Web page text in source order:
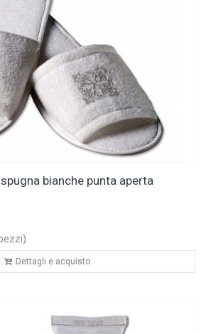
bianche punta aperta
Dettagli e acquisto